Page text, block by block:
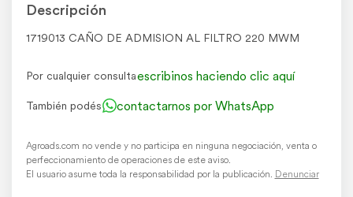
Descripción
1719013 CAÑO DE ADMISION AL FILTRO 220 MWM
Por cualquier consultaescribinos haciendo clic aquí
También podés contactarnos por WhatsApp
Agroads.com no vende y no participa en ninguna negociación, venta o
perfeccionamiento de operaciones de este aviso.
El usuario asume toda la responsabilidad por la publicación. Denunciar